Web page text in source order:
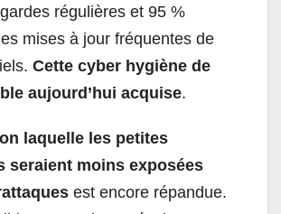
régulières et 95 %
mises à jour fréquentes de
Cette cyber hygiène de
aujourd’hui acquise.
laquelle les petites
seraient moins exposées
est encore répandue.